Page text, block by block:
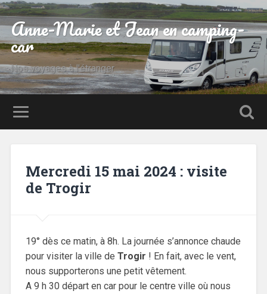
Anne-Marie et Jean en camping-
car
Nos voyages à l'étranger
Mercredi 15 mai 2024 : visite
de Trogir
19° dès ce matin, à 8h. La journée s’annonce chaude
pour visiter la ville de Trogir ! En fait, avec le vent,
nous supporterons une petit vêtement.
A 9 h 30 départ en car pour le centre ville où nous